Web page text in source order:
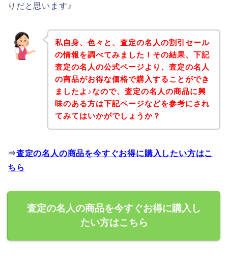
りだと思います♪
私自身、色々と、査定の名人の割引セール
の情報を調べてみました！その結果、下記
査定の名人の公式ページより、査定の名人
の商品がお得な価格で購入することができ
ましたよ♪なので、査定の名人の商品に興
味のある方は下記ページなどを参考にされ
てみてはいかがでしょうか？
⇒査定の名人の商品を今すぐお得に購入したい方はこ
ちら
査定の名人の商品を今すぐお得に購入し
たい方はこちら